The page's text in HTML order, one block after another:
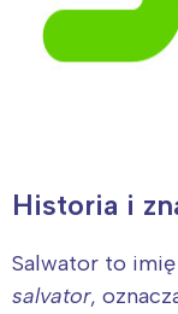
Historia i
Salwator to imię
salvator,